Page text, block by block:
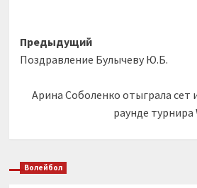
Навигация
записи
Предыдущий
Поздравление Булычеву Ю.Б.
Арина Соболенко отыграла сет
раунде турнира
Волейбол